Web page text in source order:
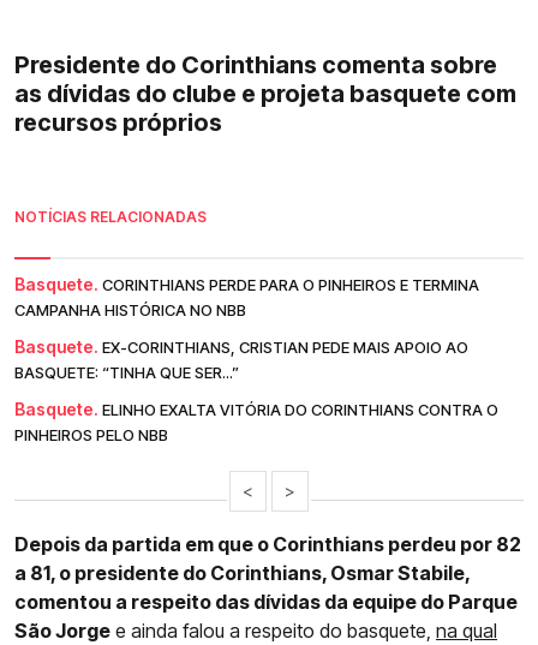
Presidente do Corinthians comenta sobre
as dívidas do clube e projeta basquete com
recursos próprios
NOTÍCIAS RELACIONADAS
Basquete. CORINTHIANS PERDE PARA O PINHEIROS E TERMINA
CAMPANHA HISTÓRICA NO NBB
Basquete. EX-CORINTHIANS, CRISTIAN PEDE MAIS APOIO AO
BASQUETE: “TINHA QUE SER...”
Basquete. ELINHO EXALTA VITÓRIA DO CORINTHIANS CONTRA O
PINHEIROS PELO NBB
< >
Depois da partida em que o Corinthians perdeu por 82
a 81, o presidente do Corinthians, Osmar Stabile,
comentou a respeito das dívidas da equipe do Parque
São Jorge e ainda falou a respeito do basquete, na qual